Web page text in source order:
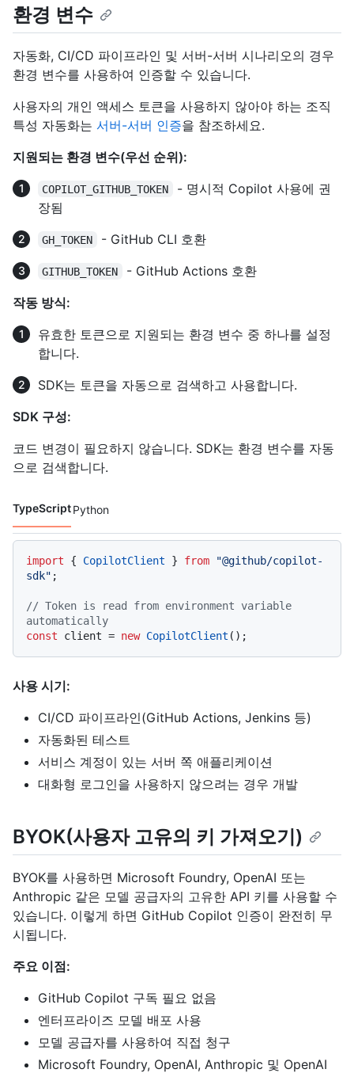
환경 변수
자동화, CI/CD 파이프라인 및 서버-서버 시나리오의 경우
환경 변수를 사용하여 인증할 수 있습니다.
사용자의 개인 액세스 토큰을 사용하지 않아야 하는 조직
특성 자동화는 서버-서버 인증을 참조하세요.
지원되는 환경 변수(우선 순위):
COPILOT_GITHUB_TOKEN
- 명시적 Copilot 사용에 권
장됨
GH_TOKEN - GitHub CLI 호환
GITHUB_TOKEN
- GitHub Actions 호환
작동 방식:
유효한 토큰으로 지원되는 환경 변수 중 하나를 설정
합니다.
SDK는 토큰을 자동으로 검색하고 사용합니다.
SDK 구성:
코드 변경이 필요하지 않습니다. SDK는 환경 변수를 자동
으로 검색합니다.
코드 언어 navigation
TypeScriptPython
import { CopilotClient } from
"@github/copilot-
sdk" ;
// Token is read from environment variable
automatically
const client = new CopilotClient
사용 시기:
CI/CD 파이프라인(GitHub Actions, Jenkins 등)
자동화된 테스트
서비스 계정이 있는 서버 쪽 애플리케이션
대화형 로그인을 사용하지 않으려는 경우 개발
BYOK(사용자 고유의 키 가져오기)
BYOK를 사용하면 Microsoft Foundry, OpenAI 또는
Anthropic 같은 모델 공급자의 고유한 API 키를 사용할 수
있습니다. 이렇게 하면 GitHub Copilot 인증이 완전히 무
시됩니다.
주요 이점:
GitHub Copilot 구독 필요 없음
엔터프라이즈 모델 배포 사용
모델 공급자를 사용하여 직접 청구
Microsoft Foundry, OpenAI, Anthropic 및 OpenAI